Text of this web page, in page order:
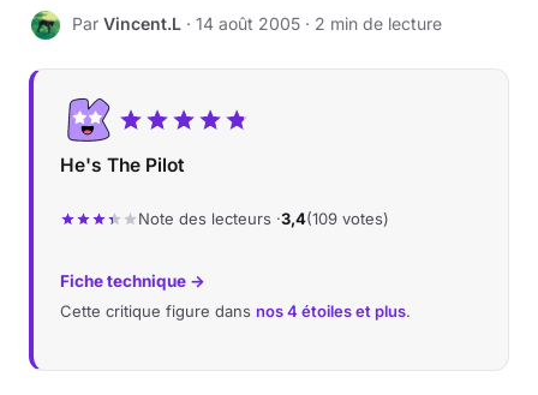
V Par Vincent.L · 14 août 2005 · 2 min de lecture
He's The Pilot
Note des lecteurs ·3,4(109 votes)
Fiche technique →
Cette critique figure dans nos 4 étoiles et plus.